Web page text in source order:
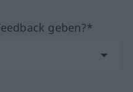
geben?*